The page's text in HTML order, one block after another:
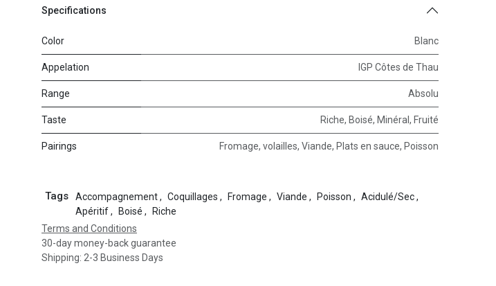
Specifications
Color Blanc
Appelation IGP Côtes de Thau
Range Absolu
Taste Riche, Boisé, Minéral , Fruité
Pairings Fromage, volailles, Viande, Plats en sauce, Poisson
Tags Accompagnement, Coquillages , Fromage , Viande , Poisson , Acidulé/Sec,
Apéritif, Boisé ,
Riche
Terms and Conditions
30-day money-back guarantee
Shipping: 2-3 Business Days